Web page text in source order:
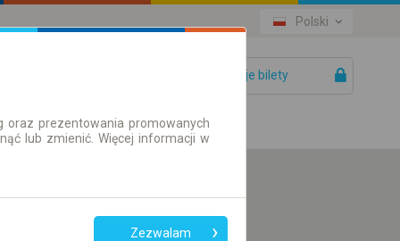
Polski
Twoje bilety
przesiadek
Tylko bilet online
oraz prezentowania promowanych
lub zmienić. Więcej informacji w
Zezwalam